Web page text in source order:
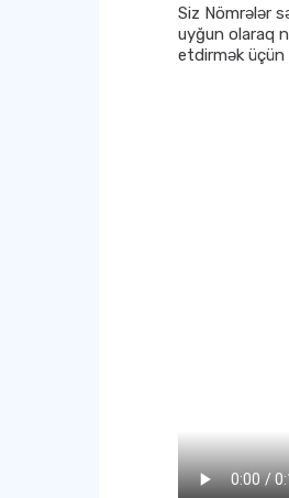
Siz Nömrələr
uyğun olaraq
etdirmək üçün